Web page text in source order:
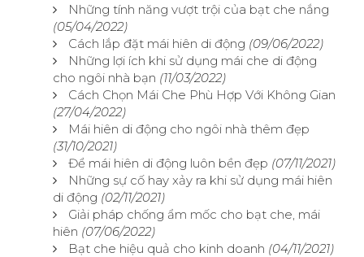
Những tính năng vượt trội của bạt che nắng
(05/04/2022)
Cách lắp đặt mái hiên di động (09/06/2022)
Những lợi ích khi sử dụng mái che di động
cho ngôi nhà bạn (11/03/2022)
Cách Chọn Mái Che Phù Hợp Với Không Gian
(27/04/2022)
Mái hiên di động cho ngôi nhà thêm đẹp
(31/10/2021)
Để mái hiên di động luôn bền đẹp (07/11/2021)
Những sự cố hay xảy ra khi sử dụng mái hiên
di động (02/11/2021)
Giải pháp chống ẩm mốc cho bạt che, mái
hiên (07/06/2022)
Bạt che hiệu quả cho kinh doanh (04/11/2021)